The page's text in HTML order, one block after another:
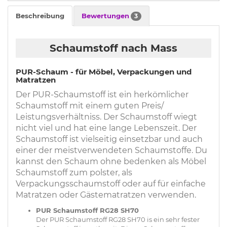
Beschreibung Bewertungen 3
Schaumstoff nach Mass
PUR-Schaum - für Möbel, Verpackungen und
Matratzen
Der PUR-Schaumstoff ist ein herkömlicher
Schaumstoff mit einem guten Preis/
Leistungsverhältniss. Der Schaumstoff wiegt
nicht viel und hat eine lange Lebenszeit. Der
Schaumstoff ist vielseitig einsetzbar und auch
einer der meistverwendeten Schaumstoffe. Du
kannst den Schaum ohne bedenken als Möbel
Schaumstoff zum polster, als
Verpackungsschaumstoff oder auf für einfache
Matratzen oder Gästematratzen verwenden.
PUR Schaumstoff RG28 SH70
Der PUR Schaumstoff RG28 SH70 is ein sehr fester